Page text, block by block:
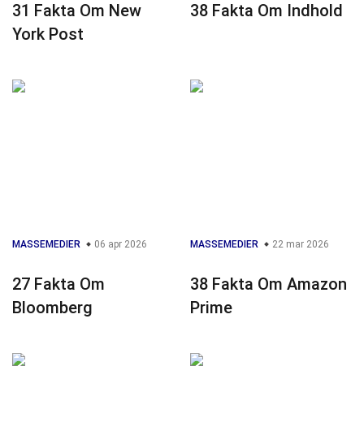
31 Fakta Om New
York Post
38 Fakta Om Indhold
MASSEMEDIER 06 apr 2026
27 Fakta Om
Bloomberg
MASSEMEDIER 22 mar 2026
38 Fakta Om Amazon
Prime